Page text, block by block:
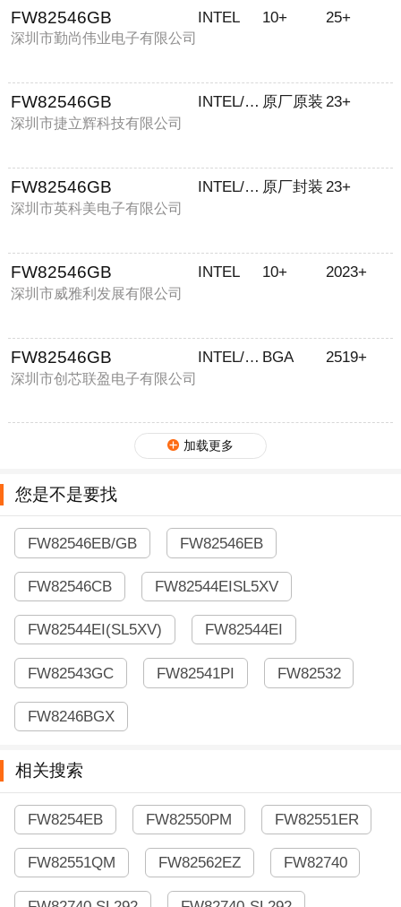
FW82546GB
深圳市勤尚伟业电子有限公司
INTEL 10+ 25+
FW82546GB
深圳市捷立辉科技有限公司
INTEL/英特尔 原厂原装 23+
FW82546GB
深圳市英科美电子有限公司
INTEL/英特尔 原厂封装 23+
FW82546GB
深圳市威雅利发展有限公司
INTEL 10+ 2023+
FW82546GB
深圳市创芯联盈电子有限公司
INTEL/英特尔 BGA 2519+
加载更多
您是不是要找
FW82546EB/GB FW82546EB
FW82546CB FW82544EISL5XV
FW82544EI(SL5XV) FW82544EI
FW82543GC FW82541PI FW82532
FW8246BGX
相关搜索
FW8254EB FW82550PM FW82551ER
FW82551QM FW82562EZ FW82740